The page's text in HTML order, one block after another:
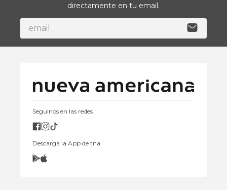
directamente en tu email.
Seguinos en las redes
Descarga la App de tna